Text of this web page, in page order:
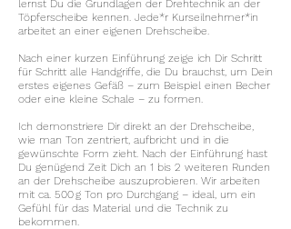
1
.
e
p
t
lernst Du die Grundlagen der Drehtechnik an der
Töpferscheibe kennen. Jede*r Kurseilnehmer*in
arbeitet an einer eigenen Drehscheibe.
Nach einer kurzen Einführung zeige ich Dir Schritt
für Schritt alle Handgriffe, die Du brauchst, um Dein
erstes eigenes Gefäß – zum Beispiel einen Becher
oder eine kleine Schale – zu formen.
Ich demonstriere Dir direkt an der Drehscheibe,
wie man Ton zentriert, aufbricht und in die
gewünschte Form zieht. Nach der Einführung hast
Du genügend Zeit Dich an 1 bis 2 weiteren Runden
an der Drehscheibe auszuprobieren. Wir arbeiten
mit ca. 500 g Ton pro Durchgang – ideal, um ein
Gefühl für das Material und die Technik zu
bekommen.